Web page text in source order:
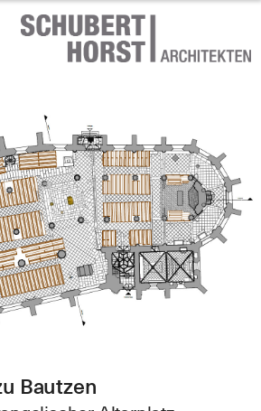
Bautzen